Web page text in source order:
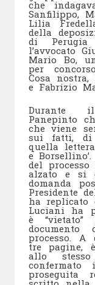
che
Sanfilippo,
Lilia
della
di
l’avvocato
Mario Bo,
per
Cosa
e Fabrizio
Durante il
Panepinto
che viene
sui fatti, di
quella
e
del
alzato e si
domanda
Presidente
ha replicato
Luciani ha
è
processo.
tre pagine,
allo
proseguita